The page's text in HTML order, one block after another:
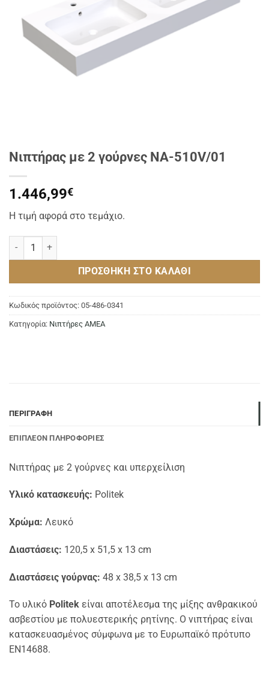
Νιπτήρας με 2 γούρνες NA-510V/01
1.446,99€
Η τιμή αφορά στο τεμάχιο.
Νιπτήρας με 2 γούρνες NA-510V/01 ποσότητα
ΠΡΟΣΘΉΚΗ ΣΤΟ ΚΑΛΆΘΙ
Κωδικός προϊόντος: 05-486-0341
Κατηγορία: Νιπτήρες ΑΜΕΑ
ΠΕΡΙΓΡΑΦΉ
ΕΠΙΠΛΈΟΝ ΠΛΗΡΟΦΟΡΊΕΣ
Νιπτήρας με 2 γούρνες και υπερχείλιση
Υλικό κατασκευής: Politek
Χρώμα: Λευκό
Διαστάσεις: 120,5 x 51,5 x 13 cm
Διαστάσεις γούρνας: 48 x 38,5 x 13 cm
Το υλικό Politek είναι αποτέλεσμα της μίξης ανθρακικού
ασβεστίου με πολυεστερικής ρητίνης. Ο νιπτήρας είναι
κατασκευασμένος σύμφωνα με το Ευρωπαϊκό πρότυπο
EN14688.